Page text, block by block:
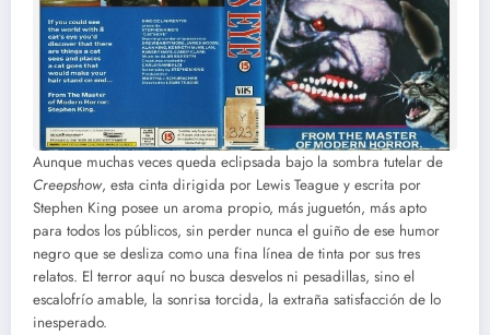
Aunque muchas veces queda eclipsada bajo la sombra tutelar de
Creepshow, esta cinta dirigida por Lewis Teague y escrita por
Stephen King posee un aroma propio, más juguetón, más apto
para todos los públicos, sin perder nunca el guiño de ese humor
negro que se desliza como una fina línea de tinta por sus tres
relatos. El terror aquí no busca desvelos ni pesadillas, sino el
escalofrío amable, la sonrisa torcida, la extraña satisfacción de lo
inesperado.